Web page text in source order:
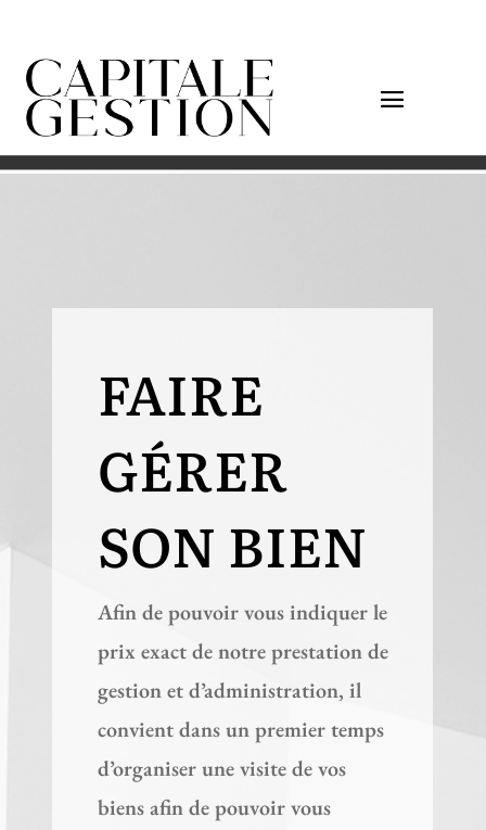
FAIRE
GÉRER
SON BIEN
Afin de pouvoir vous indiquer le
prix exact de notre prestation de
gestion et d’administration, il
convient dans un premier temps
d’organiser une visite de vos
biens afin de pouvoir vous